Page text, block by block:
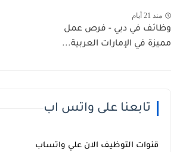
منذ 21 أيام
وظائف في دبي - فرص عمل
مميزة في الإمارات العربية...
تابعنا على واتس اب
قنوات التوظيف الان علي واتساب